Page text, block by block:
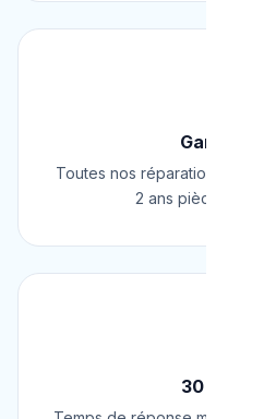
Garantie 2
Toutes nos réparations et
2 ans pièces et
30 Min